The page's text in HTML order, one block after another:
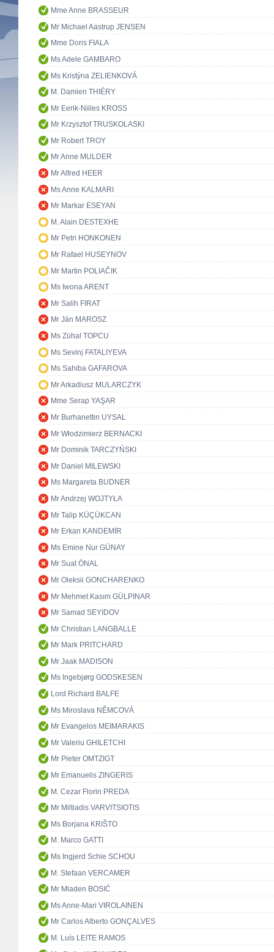
Mme Anne BRASSEUR
Mr Michael Aastrup JENSEN
Mme Doris FIALA
Ms Adele GAMBARO
Ms Kristýna ZELIENKOVÁ
M. Damien THIÉRY
Mr Eerik-Niiles KROSS
Mr Krzysztof TRUSKOLASKI
Mr Robert TROY
Mr Anne MULDER
Mr Alfred HEER
Ms Anne KALMARI
Mr Markar ESEYAN
M. Alain DESTEXHE
Mr Petri HONKONEN
Mr Rafael HUSEYNOV
Mr Martin POLIAČIK
Ms Iwona ARENT
Mr Salih FIRAT
Mr Ján MAROSZ
Ms Zühal TOPCU
Ms Sevinj FATALIYEVA
Ms Sahiba GAFAROVA
Mr Arkadiusz MULARCZYK
Mme Serap YAŞAR
Mr Burhanettin UYSAL
Mr Włodzimierz BERNACKI
Mr Dominik TARCZYŃSKI
Mr Daniel MILEWSKI
Ms Margareta BUDNER
Mr Andrzej WOJTYŁA
Mr Talip KÜÇÜKCAN
Mr Erkan KANDEMİR
Ms Emine Nur GÜNAY
Mr Suat ÖNAL
Mr Oleksii GONCHARENKO
Mr Mehmet Kasım GÜLPINAR
Mr Samad SEYIDOV
Mr Christian LANGBALLE
Mr Mark PRITCHARD
Mr Jaak MADISON
Ms Ingebjørg GODSKESEN
Lord Richard BALFE
Ms Miroslava NĚMCOVÁ
Mr Evangelos MEIMARAKIS
Mr Valeriu GHILETCHI
Mr Pieter OMTZIGT
Mr Emanuelis ZINGERIS
M. Cezar Florin PREDA
Mr Miltiadis VARVITSIOTIS
Ms Borjana KRIŠTO
M. Marco GATTI
Ms Ingjerd Schie SCHOU
M. Stefaan VERCAMER
Mr Mladen BOSIĆ
Ms Anne-Mari VIROLAINEN
Mr Carlos Alberto GONÇALVES
M. Luís LEITE RAMOS